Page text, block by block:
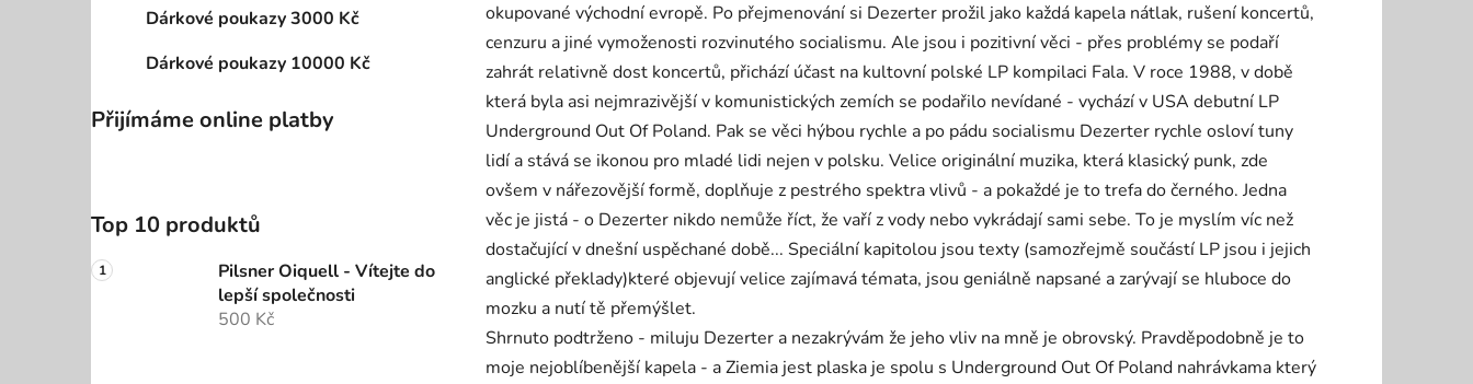
Dárkové poukazy 3000 Kč
Dárkové poukazy 10000 Kč
Přijímáme online platby
Top 10 produktů
Pilsner Oiquell - Vítejte do
lepší společnosti
500 Kč
okupované východní evropě. Po přejmenování si Dezerter prožil jako každá kapela nátlak, rušení koncertů,
cenzuru a jiné vymoženosti rozvinutého socialismu. Ale jsou i pozitivní věci - přes problémy se podaří
zahrát relativně dost koncertů, přichází účast na kultovní polské LP kompilaci Fala. V roce 1988, v době
která byla asi nejmrazivější v komunistických zemích se podařilo nevídané - vychází v USA debutní LP
Underground Out Of Poland. Pak se věci hýbou rychle a po pádu socialismu Dezerter rychle osloví tuny
lidí a stává se ikonou pro mladé lidi nejen v polsku. Velice originální muzika, která klasický punk, zde
ovšem v nářezovější formě, doplňuje z pestrého spektra vlivů - a pokaždé je to trefa do černého. Jedna
věc je jistá - o Dezerter nikdo nemůže říct, že vaří z vody nebo vykrádají sami sebe. To je myslím víc než
dostačující v dnešní uspěchané době... Speciální kapitolou jsou texty (samozřejmě součástí LP jsou i jejich
anglické překlady)které objevují velice zajímavá témata, jsou geniálně napsané a zarývají se hluboce do
mozku a nutí tě přemýšlet.
Shrnuto podtrženo - miluju Dezerter a nezakrývám že jeho vliv na mně je obrovský. Pravděpodobně je to
moje nejoblíbenější kapela - a Ziemia jest plaska je spolu s Underground Out Of Poland nahrávkama který